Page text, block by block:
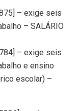
– exige seis
– SALÁRIO
– exige seis
e ensino
escolar) –